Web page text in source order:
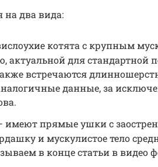
два вида:
котята с крупным
актуальной для стандартной
встречаются
данные, за
имеют прямые ушки с
и мускулистое тело
в конце статьи в видео